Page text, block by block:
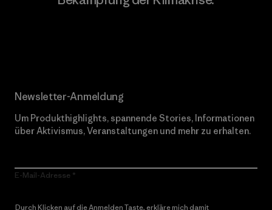
Newsletter-Anmeldung
Um Produkthighlights, spannende Stories, Informationen
über Aktivismus, Veranstaltungen und mehr zu erhalten.
E-Mail-Adresse
Durch Klicken auf die Anmelden Taste, erkläre mich damit